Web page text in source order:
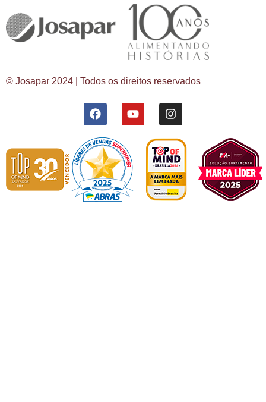
© Josapar 2024 | Todos os direitos reservados